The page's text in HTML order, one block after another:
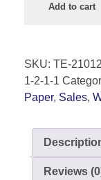
Add to cart
SKU: TE-
1-2-1-1
Paper, Sales,
Reviews